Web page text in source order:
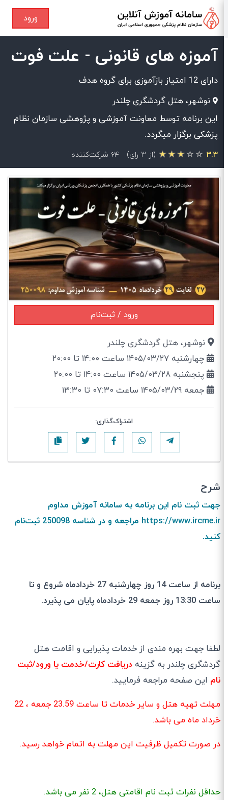
ورود
آموزه های قانونی - علت فوت
دارای 12 امتیاز بازآموزی برای گروه هدف
نوشهر، هتل گردشگری چلندر
این برنامه توسط معاونت آموزشی و پژوهشی سازمان نظام
پزشکی برگزار میگردد.
۳.۳ (از ۳ رای) ۶۴ شرکت‌کننده
ورود / ثبت‌نام
نوشهر، هتل گردشگری چلندر
چهارشنبه ۱۴۰۵/۰۳/۲۷ ساعت ۱۴:۰۰ تا ۲۰:۰۰
پنجشنبه ۱۴۰۵/۰۳/۲۸ ساعت ۱۴:۰۰ تا ۲۰:۰۰
جمعه ۱۴۰۵/۰۳/۲۹ ساعت ۰۷:۳۰ تا ۱۳:۳۰
اشتراک‌گذاری:
شرح
جهت ثبت نام این برنامه به سامانه آموزش مداوم
https://www.ircme.ir مراجعه و در شناسه 250098 ثبت‌نام
کنید.
برنامه از ساعت 14 روز چهارشنبه 27 خردادماه شروع و‌ تا
ساعت 13:30 روز جمعه 29 خردادماه پایان می پذیرد.
لطفا جهت بهره مندی از خدمات پذیرایی و اقامت هتل
گردشگری چلندر به گزینه دریافت کارت/خدمت یا ورود/ثبت
ناماین صفحه مراجعه فرمایید.
مهلت تهیه هتل و سایر خدمات تا ساعت 23.59 جمعه ، 22
خرداد ماه می باشد.
در صورت تکمیل ظرفیت این مهلت به اتمام خواهد رسید.
حداقل نفرات ثبت نام اقامتی هتل، 2 نفر می باشد.